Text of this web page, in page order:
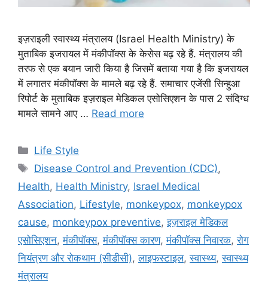
इज़राइली स्वास्थ्य मंत्रालय (Israel Health Ministry) के
मुताबिक इजरायल में मंकीपॉक्स के केसेस बढ़ रहे हैं. मंत्रालय की
तरफ से एक बयान जारी किया है जिसमें बताया गया है कि इजरायल
में लगातर मंकीपॉक्स के मामले बढ़ रहे हैं. समाचार एजेंसी सिन्हुआ
रिपोर्ट के मुताबिक इज़राइल मेडिकल एसोसिएशन के पास 2 संदिग्ध
मामले सामने आए … Read more
C
a
e
g
o
r
i
e
s
Life Style
T
a
s
Disease Control and Prevention (CDC),
Health, Health Ministry, Israel Medical
Association, Lifestyle, monkeypox, monkeypox
cause, monkeypox preventive,इज़राइल मेडिकल
एसोसिएशन,मंकीपॉक्स,मंकीपॉक्स कारण,मंकीपॉक्स निवारक,रोग
नियंत्रण और रोकथाम (सीडीसी),लाइफस्टाइल,स्वास्थ्य,स्वास्थ्य
मंत्रालय